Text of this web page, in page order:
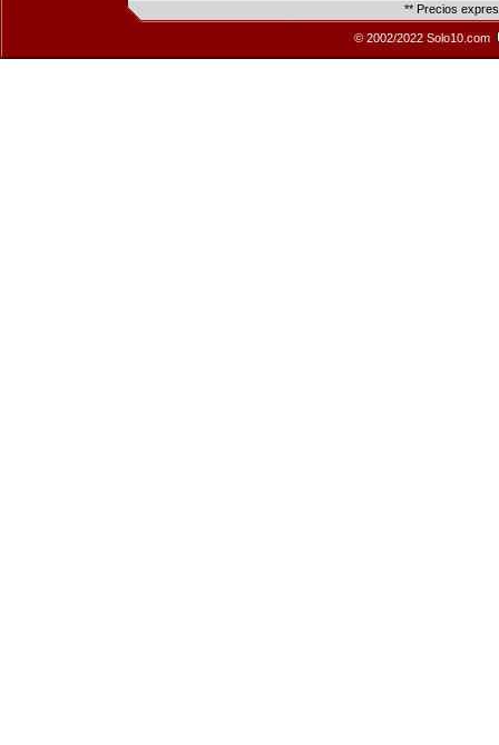
** Precios
© 2002/2022 Solo10.com